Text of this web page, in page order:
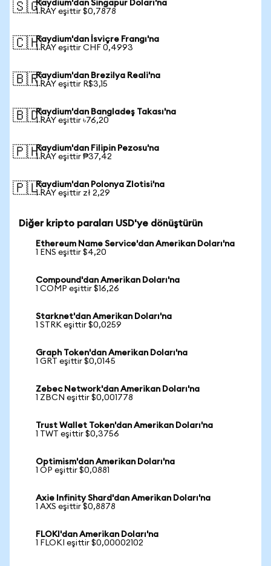
🇸🇬Raydium'dan Singapur Doları'na
1 RAY eşittir $0,7878
🇨🇭Raydium'dan İsviçre Frangı'na
1 RAY eşittir CHF 0,4993
🇧🇷Raydium'dan Brezilya Reali'na
1 RAY eşittir R$3,15
🇧🇩Raydium'dan Bangladeş Takası'na
1 RAY eşittir ৳76,20
🇵🇭Raydium'dan Filipin Pezosu'na
1 RAY eşittir ₱37,42
🇵🇱Raydium'dan Polonya Zlotisi'na
1 RAY eşittir zł 2,29
Diğer kripto paraları USD'ye dönüştürün
Ethereum Name Service'dan Amerikan Doları'na
1 ENS eşittir $4,20
Compound'dan Amerikan Doları'na
1 COMP eşittir $16,26
Starknet'dan Amerikan Doları'na
1 STRK eşittir $0,0259
Graph Token'dan Amerikan Doları'na
1 GRT eşittir $0,0145
Zebec Network'dan Amerikan Doları'na
1 ZBCN eşittir $0,001778
Trust Wallet Token'dan Amerikan Doları'na
1 TWT eşittir $0,3756
Optimism'dan Amerikan Doları'na
1 OP eşittir $0,0881
Axie Infinity Shard'dan Amerikan Doları'na
1 AXS eşittir $0,8878
FLOKI'dan Amerikan Doları'na
1 FLOKI eşittir $0,00002102